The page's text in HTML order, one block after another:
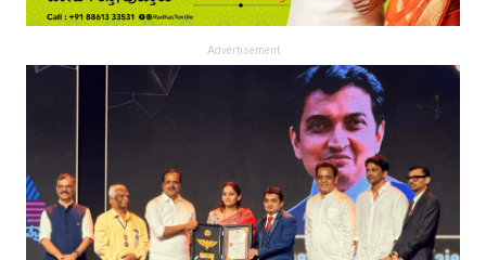
Advertisement